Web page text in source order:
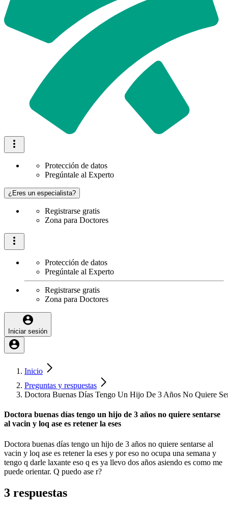
Protección de datos
Pregúntale al Experto
¿Eres un especialista?
Registrarse gratis
Zona para Doctores
Protección de datos
Pregúntale al Experto
Registrarse gratis
Zona para Doctores
Iniciar sesión
Inicio
Preguntas y respuestas
Doctora Buenas Días Tengo Un Hijo De 3 Años No Quiere
Doctora buenas días tengo un hijo de 3 años no quiere sentarse
al vacin y loq ase es retener la eses
Doctora buenas días tengo un hijo de 3 años no quiere sentarse al
vacin y loq ase es retener la eses y por eso no ocupa una semana y
tengo q darle laxante eso q es ya llevo dos años asiendo es como me
puede orientar. Q puedo ase r?
3 respuestas